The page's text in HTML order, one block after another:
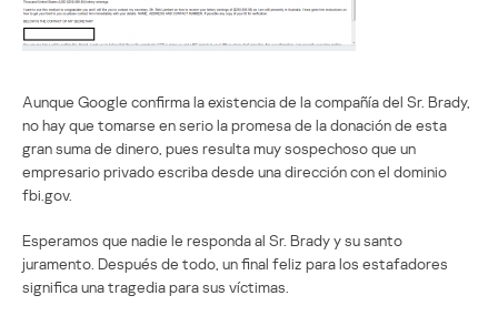
Aunque Google confirma la existencia de la compañía del Sr. Brady,
no hay que tomarse en serio la promesa de la donación de esta
gran suma de dinero, pues resulta muy sospechoso que un
empresario privado escriba desde una dirección con el dominio
fbi.gov.
Esperamos que nadie le responda al Sr. Brady y su santo
juramento. Después de todo, un final feliz para los estafadores
significa una tragedia para sus víctimas.